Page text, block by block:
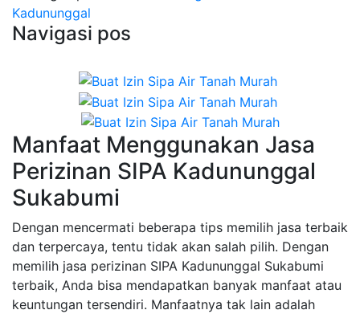
Kadununggal
Navigasi pos
Manfaat Menggunakan Jasa
Perizinan SIPA Kadununggal
Sukabumi
Dengan mencermati beberapa tips memilih jasa terbaik
dan terpercaya, tentu tidak akan salah pilih. Dengan
memilih jasa perizinan SIPA Kadununggal Sukabumi
terbaik, Anda bisa mendapatkan banyak manfaat atau
keuntungan tersendiri. Manfaatnya tak lain adalah